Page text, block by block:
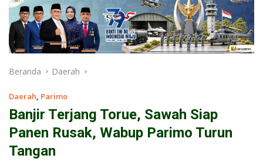
Beranda Daerah
Daerah, Parimo
Banjir Terjang Torue, Sawah Siap
Panen Rusak, Wabup Parimo Turun
Tangan